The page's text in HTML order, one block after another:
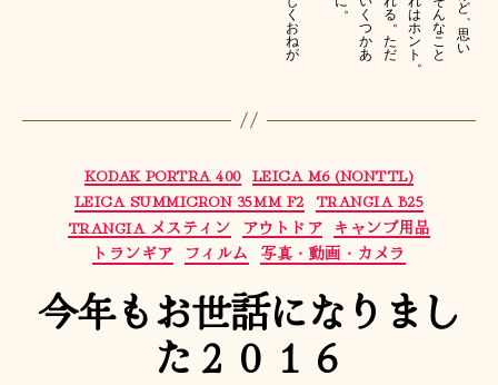
ど、
思
い
ん
な
こ
と
は
ホ
ン
ト。
る。
た
だ
く
つ
か
あ
。
く
お
ね
が
カ
テ
ゴ
リ
ー
KODAK PORTRA 400 LEICA M6 (NONTTL)
LEICA SUMMICRON 35MM F2 TRANGIA B25
TRANGIA メスティン
アウトドア キャンプ用品
トランギア
フィルム 写真・動画・カメラ
今年もお世話になりまし
た２０１６